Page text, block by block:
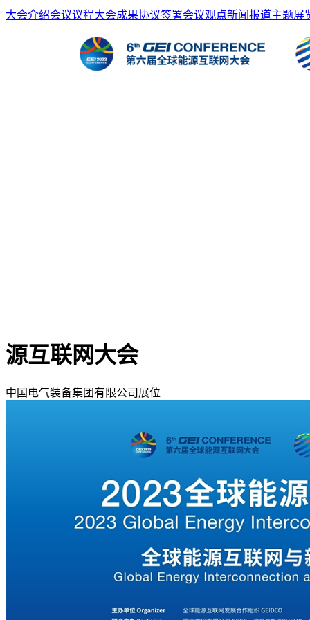
大会介绍会议议程大会成果协议签署会议观点新闻报道主题展
源互联网大会
中国电气装备集团有限公司展位